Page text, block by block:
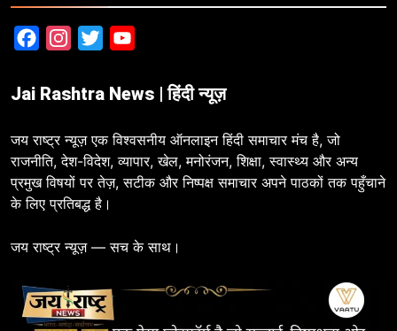
FacebookInstagram
Twitter
Jai Rashtra News | हिंदी न्यूज़
जय राष्ट्र न्यूज़ एक विश्वसनीय ऑनलाइन हिंदी समाचार मंच है, जो
राजनीति, देश-विदेश, व्यापार, खेल, मनोरंजन, शिक्षा, स्वास्थ्य और अन्य
प्रमुख विषयों पर तेज़, सटीक और निष्पक्ष समाचार अपने पाठकों तक पहुँचाने
के लिए प्रतिबद्ध है।
जय राष्ट्र न्यूज़ — सच के साथ।